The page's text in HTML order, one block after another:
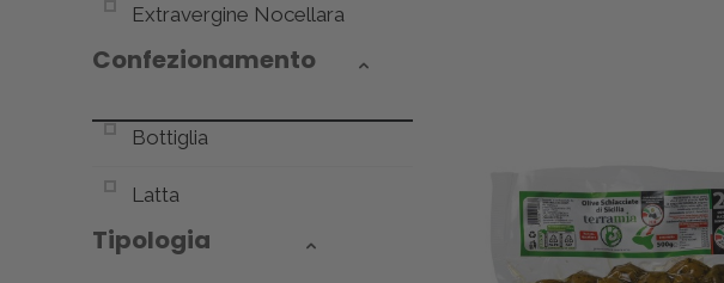
Extravergine Nocellara
Confezionamento
Bottiglia
Latta
Tipologia